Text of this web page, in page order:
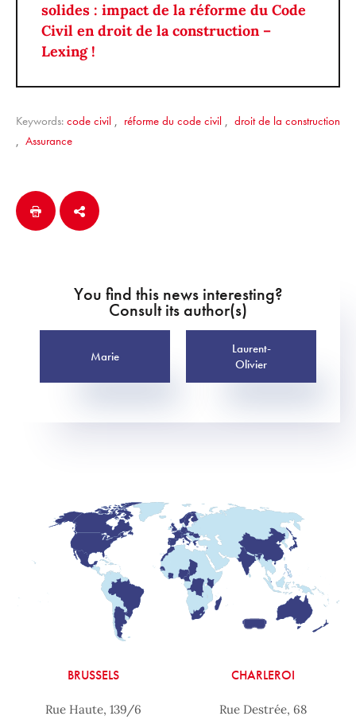
solides : impact de la réforme du Code
Civil en droit de la construction –
Lexing !
Keywords: code civil , réforme du code civil , droit de la construction
, Assurance
You find this news interesting?
Consult its author(s)
Marie
Laurent-
Olivier
BRUSSELS
Rue Haute, 139/6
CHARLEROI
Rue Destrée, 68